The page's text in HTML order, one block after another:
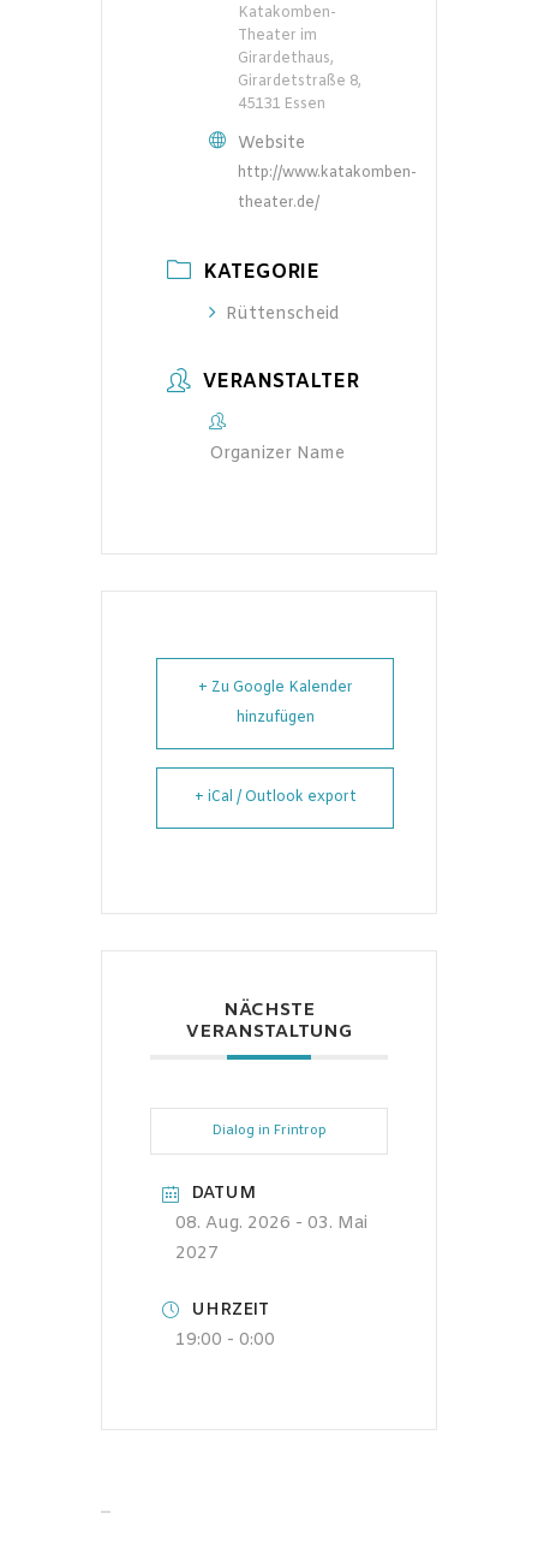
Katakomben-
Theater im
Girardethaus,
Girardetstraße 8,
45131 Essen
Website
http://www.katakomben-
theater.de/
KATEGORIE
Rüttenscheid
VERANSTALTER
Organizer Name
+ Zu Google Kalender
hinzufügen
+ iCal / Outlook export
NÄCHSTE
VERANSTALTUNG
Dialog in Frintrop
DATUM
08. Aug. 2026 - 03. Mai
2027
UHRZEIT
19:00 - 0:00